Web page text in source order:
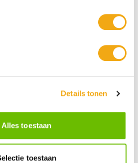
Details tonen
Alles toestaan
toestaan
klaar.
voor elke smaak, interieur en/of tuin.